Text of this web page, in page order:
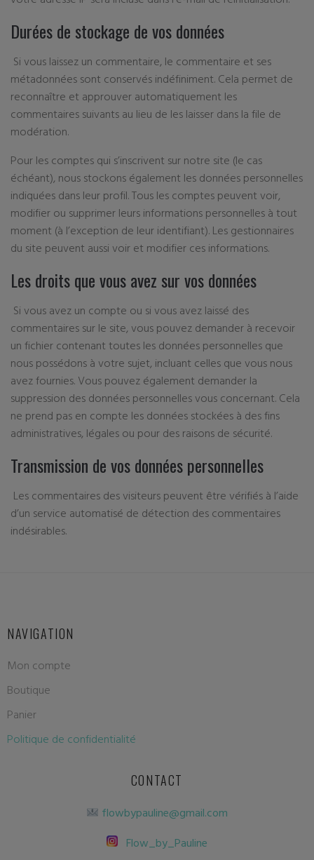
Durées de stockage de vos données
Si vous laissez un commentaire, le commentaire et ses
métadonnées sont conservés indéfiniment. Cela permet de
reconnaître et approuver automatiquement les
commentaires suivants au lieu de les laisser dans la file de
modération.
Pour les comptes qui s’inscrivent sur notre site (le cas
échéant), nous stockons également les données personnelles
indiquées dans leur profil. Tous les comptes peuvent voir,
modifier ou supprimer leurs informations personnelles à tout
moment (à l’exception de leur identifiant). Les gestionnaires
du site peuvent aussi voir et modifier ces informations.
Les droits que vous avez sur vos données
Si vous avez un compte ou si vous avez laissé des
commentaires sur le site, vous pouvez demander à recevoir
un fichier contenant toutes les données personnelles que
nous possédons à votre sujet, incluant celles que vous nous
avez fournies. Vous pouvez également demander la
suppression des données personnelles vous concernant. Cela
ne prend pas en compte les données stockées à des fins
administratives, légales ou pour des raisons de sécurité.
Transmission de vos données personnelles
Les commentaires des visiteurs peuvent être vérifiés à l’aide
d’un service automatisé de détection des commentaires
indésirables.
NAVIGATION
Mon compte
Boutique
Panier
Politique de confidentialité
CONTACT
flowbypauline@gmail.com
Flow_by_Pauline